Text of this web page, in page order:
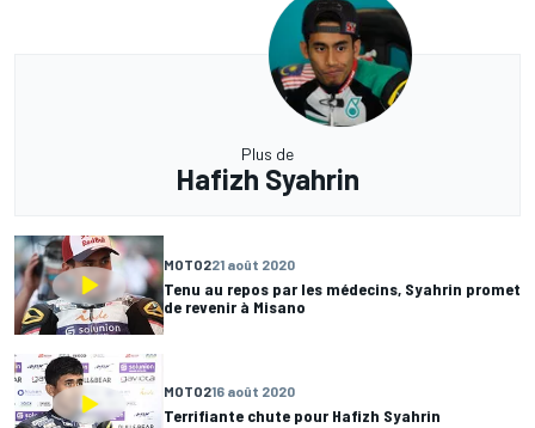
Plus de
Hafizh Syahrin
MOTO221 août 2020
Tenu au repos par les médecins, Syahrin promet
de revenir à Misano
MOTO216 août 2020
Terrifiante chute pour Hafizh Syahrin